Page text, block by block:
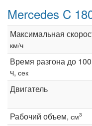
Mercedes C
Максимальная
км/ч
Время разгона до
ч, сек
Двигатель
Рабочий объем, см3